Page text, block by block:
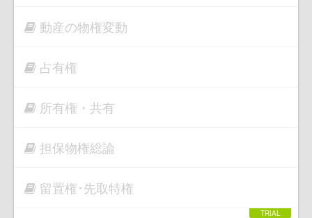
動産の物権変動
占有権
所有権・共有
担保物権総論
留置権･先取特権